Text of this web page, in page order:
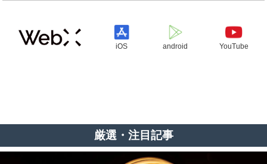
iOS android YouTube
厳選・注目記事